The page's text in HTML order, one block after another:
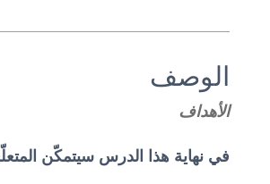
الوصف
الأهداف
في نهاية هذا الدرس سيتمكّن